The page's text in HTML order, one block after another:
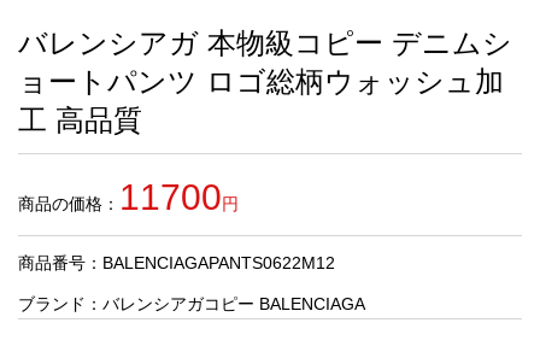
す
す
め
商
人
気
商
バレンシアガ 本物級コピー デニムシ
ョートパンツ ロゴ総柄ウォッシュ加
工 高品質
商品の価格： 11700円
商品番号：BALENCIAGAPANTS0622M12
ブランド： バレンシアガコピー BALENCIAGA